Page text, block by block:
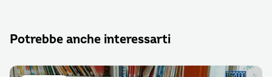
Potrebbe anche interessarti